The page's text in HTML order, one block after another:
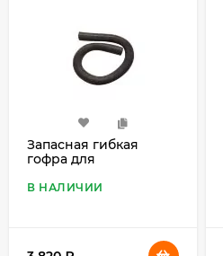
Запасная гибкая
гофра для
Oxigen
В НАЛИЧИИ